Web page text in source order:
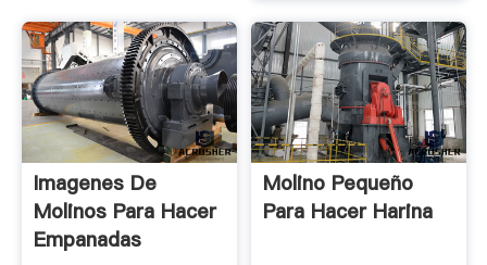
Imagenes De
Molinos Para Hacer
Empanadas
Molino Pequeño
Para Hacer Harina